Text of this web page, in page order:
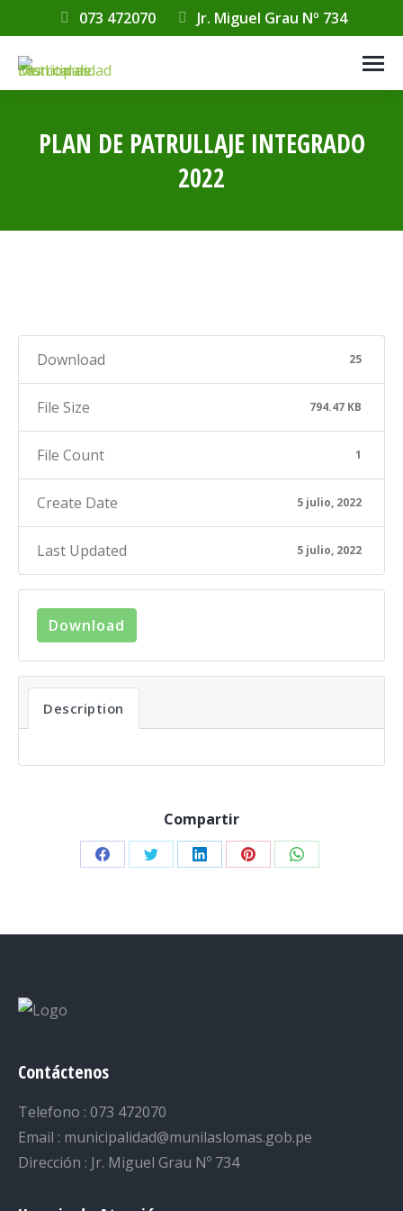
073 472070 Jr. Miguel Grau Nº 734
PLAN DE PATRULLAJE INTEGRADO
2022
Download 25
File Size 794.47 KB
File Count 1
Create Date 5 julio, 2022
Last Updated 5 julio, 2022
Download
Description
Compartir
Share Share Share Share Share
Contáctenos
Telefono : 073 472070
Email : municipalidad@munilaslomas.gob.pe
Dirección : Jr. Miguel Grau Nº 734